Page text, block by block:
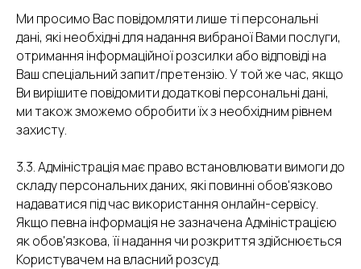
Ми просимо Вас повідомляти лише ті персональні
дані, які необхідні для надання вибраної Вами послуги,
отримання інформаційної розсилки або відповіді на
Ваш спеціальний запит/претензію. У той же час, якщо
Ви вирішите повідомити додаткові персональні дані,
ми також зможемо обробити їх з необхідним рівнем
захисту.
3.3. Адміністрація має право встановлювати вимоги до
складу персональних даних, які повинні обов'язково
надаватися під час використання онлайн-сервісу.
Якщо певна інформація не зазначена Адміністрацією
як обов'язкова, її надання чи розкриття здійснюється
Користувачем на власний розсуд.